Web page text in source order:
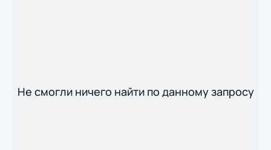
Не смогли ничего найти по данному запросу